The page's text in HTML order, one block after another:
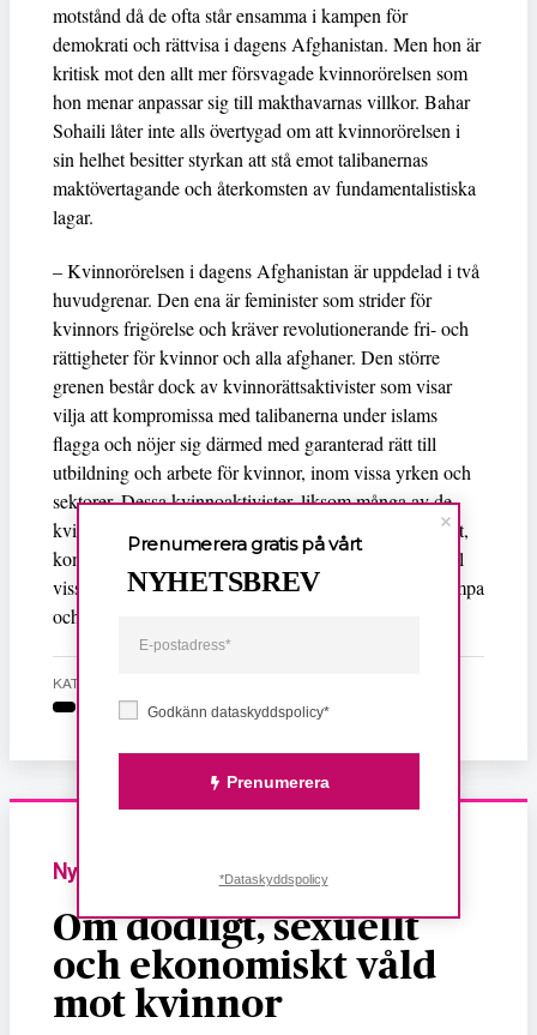
motstånd då de ofta står ensamma i kampen för
demokrati och rättvisa i dagens Afghanistan. Men hon är
kritisk mot den allt mer försvagade kvinnorörelsen som
hon menar anpassar sig till makthavarnas villkor. Bahar
Sohaili låter inte alls övertygad om att kvinnorörelsen i
sin helhet besitter styrkan att stå emot talibanernas
maktövertagande och återkomsten av fundamentalistiska
lagar.
– Kvinnorörelsen i dagens Afghanistan är uppdelad i två
huvudgrenar. Den ena är feminister som strider för
kvinnors frigörelse och kräver revolutionerande fri- och
rättigheter för kvinnor och alla afghaner. Den större
grenen består dock av kvinnorättsaktivister som visar
vilja att kompromissa med talibanerna under islams
flagga och nöjer sig därmed med garanterad rätt till
utbildning och arbete för kvinnor, inom vissa yrken och
sektorer. Dessa kvinnoaktivister, liksom många av de
kvinnor som sitter vid statliga poster eller i parlamentet,
kommer enligt min mening att lyda talibaniseringen till
viss nivå. Radikala feminister däremot kommer att kämpa
och falla offer i processen, befarar Bahar Sohaili.
KATEGORI
Nyheter
Om dödligt, sexuellt
och ekonomiskt våld
mot kvinnor
Godkänn dataskyddspolicy*
Prenumerera
Prenumerera gratis på vårt
NYHETSBREV
*Dataskyddspolicy